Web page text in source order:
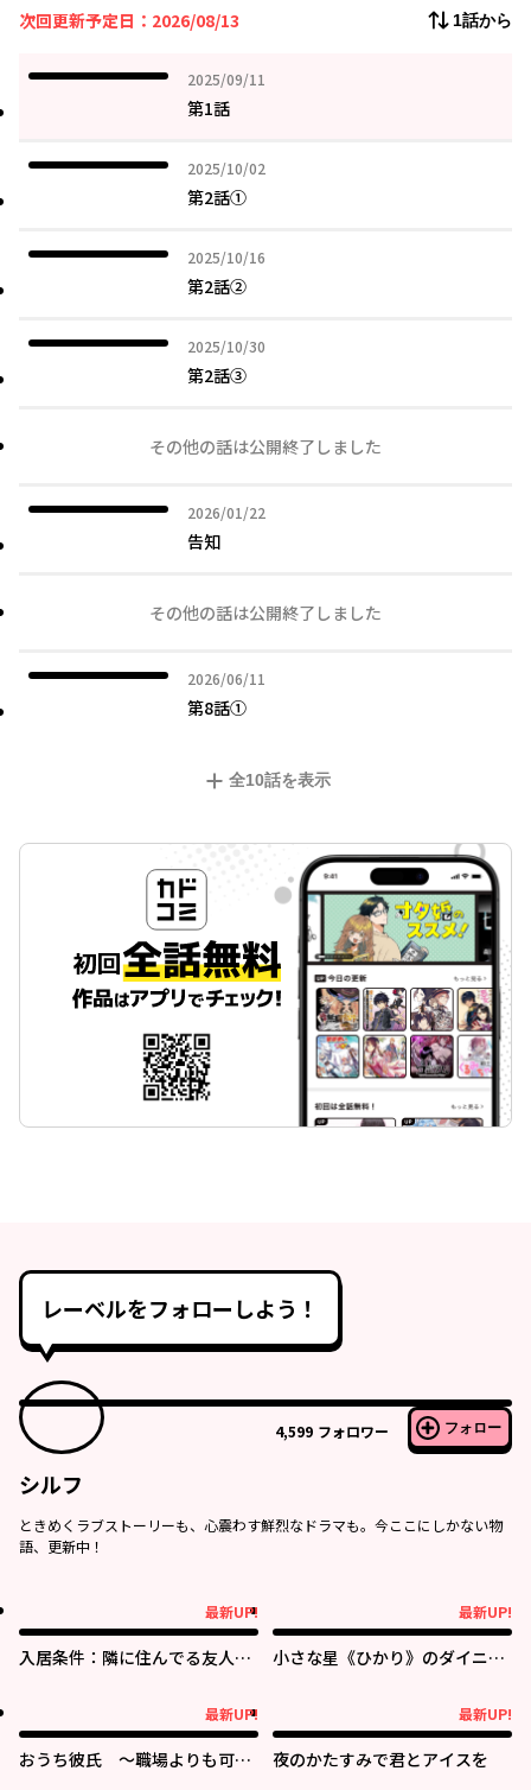
次回更新予定日：2026/08/13 1話から
2025/09/11
2025年09月11日
第1話
2025/10/02
2025年10月02日
第2話①
2025/10/16
2025年10月16日
第2話②
2025/10/30
2025年10月30日
第2話③
その他の話は公開終了しました
2026/01/22
2026年01月22日
告知
その他の話は公開終了しました
2026/06/11
2026年06月11日
第8話①
全10話を表示
レーベルをフォローしよう！
4,599 フォロワー フォロー
シルフ
ときめくラブストーリーも、心震わす鮮烈なドラマも。今ここにしかない物
語、更新中！
最新UP!
入居条件：隣に住んでる友人と
最新UP!
小さな星《ひかり》のダイニン
最新UP!
おうち彼氏 ～職場よりも可愛
最新UP!
夜のかたすみで君とアイスを